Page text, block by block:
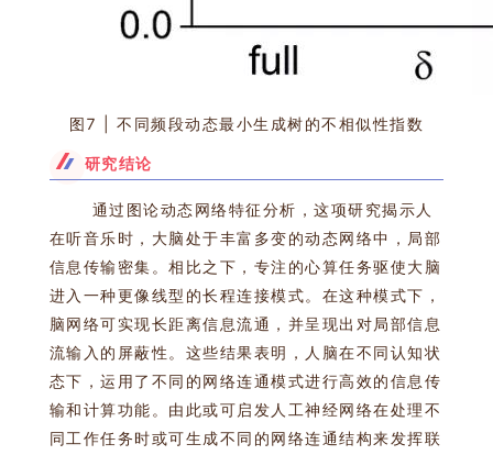
图7 | 不同频段动态最小生成树的不相似性指数
研究结论
通过图论动态网络特征分析，这项研究揭示人
在听音乐时，大脑处于丰富多变的动态网络中，局部
信息传输密集。相比之下，专注的心算任务驱使大脑
进入一种更像线型的长程连接模式。在这种模式下，
脑网络可实现长距离信息流通，并呈现出对局部信息
流输入的屏蔽性。这些结果表明，人脑在不同认知状
态下，运用了不同的网络连通模式进行高效的信息传
输和计算功能。由此或可启发人工神经网络在处理不
同工作任务时或可生成不同的网络连通结构来发挥联